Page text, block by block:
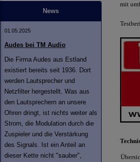
News
01.05.2025
Audes bei TM Audio
Die Firma Audes aus Estland
existiert bereits seit 1936. Dort
werden Lautsprecher und
Netzfilter hergestellt. Was aus
den Lautsprechern an unsere
Ohren dringt, ist nichts weiter als
Strom, die Modulation durch die
Zuspieler und die Verstärkung
des Signals. Ist ein Anteil an
dieser Kette nicht "sauber",
mit